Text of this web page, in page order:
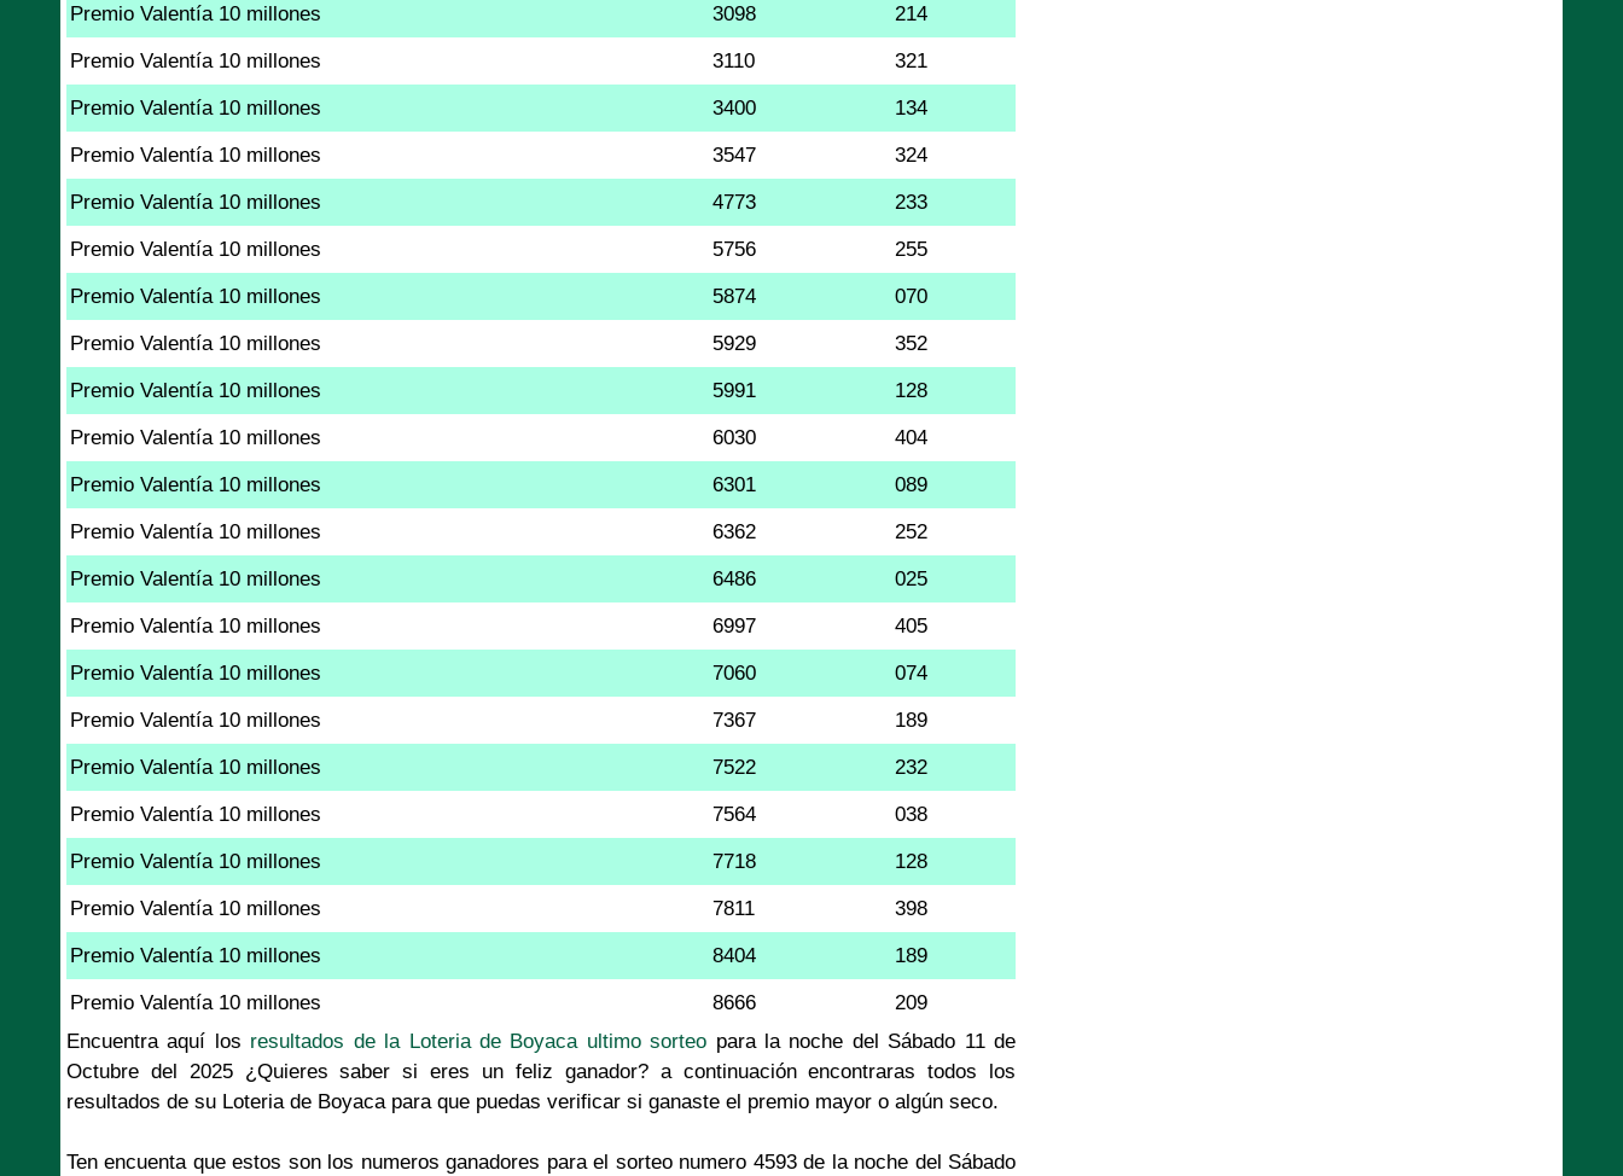
Premio Valentía 10 millones 3098 214
Premio Valentía 10 millones 3110 321
Premio Valentía 10 millones 3400 134
Premio Valentía 10 millones 3547 324
Premio Valentía 10 millones 4773 233
Premio Valentía 10 millones 5756 255
Premio Valentía 10 millones 5874 070
Premio Valentía 10 millones 5929 352
Premio Valentía 10 millones 5991 128
Premio Valentía 10 millones 6030 404
Premio Valentía 10 millones 6301 089
Premio Valentía 10 millones 6362 252
Premio Valentía 10 millones 6486 025
Premio Valentía 10 millones 6997 405
Premio Valentía 10 millones 7060 074
Premio Valentía 10 millones 7367 189
Premio Valentía 10 millones 7522 232
Premio Valentía 10 millones 7564 038
Premio Valentía 10 millones 7718 128
Premio Valentía 10 millones 7811 398
Premio Valentía 10 millones 8404 189
Premio Valentía 10 millones 8666
209
Encuentra aquí los resultados de la Loteria de Boyaca ultimo sorteo para la noche del Sábado 11 de
Octubre del 2025 ¿Quieres saber si eres un feliz ganador? a continuación encontraras todos los
resultados de su Loteria de Boyaca para que puedas verificar si ganaste el premio mayor o algún seco.
Ten encuenta que estos son los numeros ganadores para el sorteo numero 4593 de la noche del Sábado